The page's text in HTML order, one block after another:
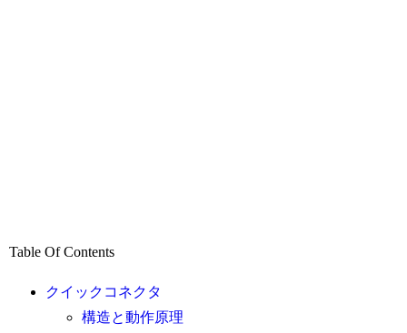
Table Of Contents
クイックコネクタ
構造と動作原理